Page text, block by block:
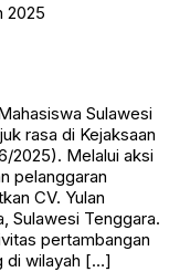
2025
Sulawesi
rasa di Kejaksaan
2025). Melalui aksi
pelanggaran
CV. Yulan
Sulawesi Tenggara.
pertambangan
di wilayah […]